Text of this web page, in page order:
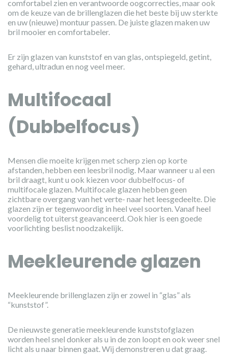
comfortabel zien en verantwoorde oogcorrecties, maar ook
om de keuze van de brillenglazen die het beste bij uw sterkte
en uw (nieuwe) montuur passen. De juiste glazen maken uw
bril mooier en comfortabeler.
Er zijn glazen van kunststof en van glas, ontspiegeld, getint,
gehard, ultradun en nog veel meer.
Multifocaal
(Dubbelfocus)
Mensen die moeite krijgen met scherp zien op korte
afstanden, hebben een leesbril nodig. Maar wanneer u al een
bril draagt, kunt u ook kiezen voor dubbelfocus- of
multifocale glazen. Multifocale glazen hebben geen
zichtbare overgang van het verte- naar het leesgedeelte. Die
glazen zijn er tegenwoordig in heel veel soorten. Vanaf heel
voordelig tot uiterst geavanceerd. Ook hier is een goede
voorlichting beslist noodzakelijk.
Meekleurende glazen
Meekleurende brillenglazen zijn er zowel in “glas” als
“kunststof”.
De nieuwste generatie meekleurende kunststofglazen
worden heel snel donker als u in de zon loopt en ook weer snel
licht als u naar binnen gaat. Wij demonstreren u dat graag.